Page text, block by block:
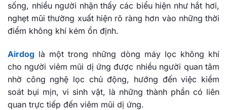
sống, nhiều người nhận thấy các biểu hiện như hắt hơi,
nghẹt mũi thường xuất hiện rõ ràng hơn vào những thời
điểm không khí kém ổn định.
Airdog là một trong những dòng máy lọc không khí
cho người viêm mũi dị ứng được nhiều người quan tâm
nhờ công nghệ lọc chủ động, hướng đến việc kiểm
soát bụi mịn, vi sinh vật, là những thành phần có liên
quan trực tiếp đến viêm mũi dị ứng.